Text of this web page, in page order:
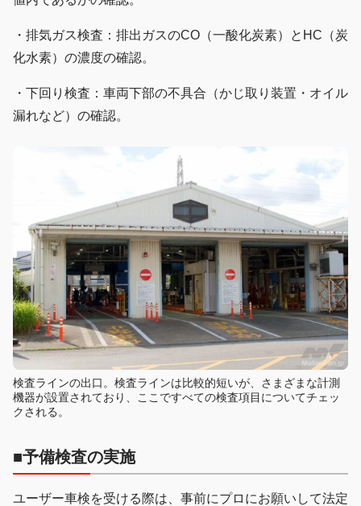
・排気ガス検査：排出ガスのCO（一酸化炭素）とHC（炭
化水素）の濃度の確認。
・下回り検査：車両下部の不具合（かじ取り装置・オイル
漏れなど）の確認。
検査ラインの出口。検査ラインは比較的短いが、さまざまな計測
機器が設置されており、ここですべての検査項目についてチェッ
クされる。
■予備検査の実施
ユーザー車検を受ける際は、事前にプロにお願いして法定